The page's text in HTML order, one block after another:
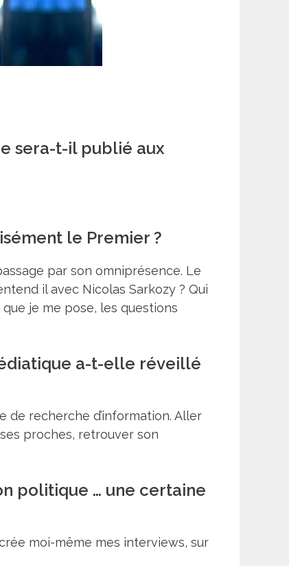
sera-t-il publié aux
le Premier ?
par son omniprésence. Le
il avec Nicolas Sarkozy ? Qui
je me pose, les questions
a-t-elle réveillé
de recherche d’information. Aller
proches, retrouver son
politique … une certaine
moi-même mes interviews, sur